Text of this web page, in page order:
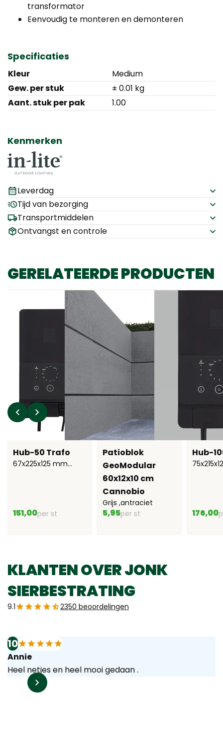
transformator
Eenvoudig te monteren en demonteren
Specificaties
Kleur
Medium
Gew. per stuk
± 0.01 kg
Aant. stuk per pak
1.00
Kenmerken
Leverdag
Tijd van bezorging
Transportmiddelen
Ontvangst en controle
GERELATEERDE PRODUCTEN
Hub-50 Trafo
67x225x125 mm
151,00per st
Patioblok
GeoModular
60x12x10 cm
Cannobio
Grijs ,antraciet
5,95per st
Hub-
176,00
KLANTEN OVER JONK
SIERBESTRATING
9.1 2350 beoordelingen
10
Annie
Heel netjes en heel mooi gedaan .